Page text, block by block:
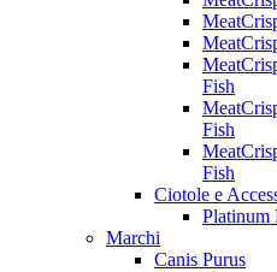
Fish
Fish
Fish
Ciotole e
Platinum
Marchi
Canis Purus